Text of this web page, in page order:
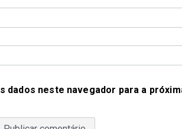
dados neste navegador para a